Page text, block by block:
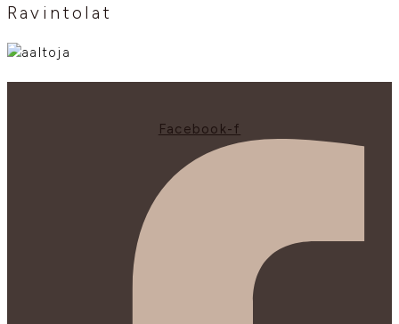
Ravintolat
Facebook-f